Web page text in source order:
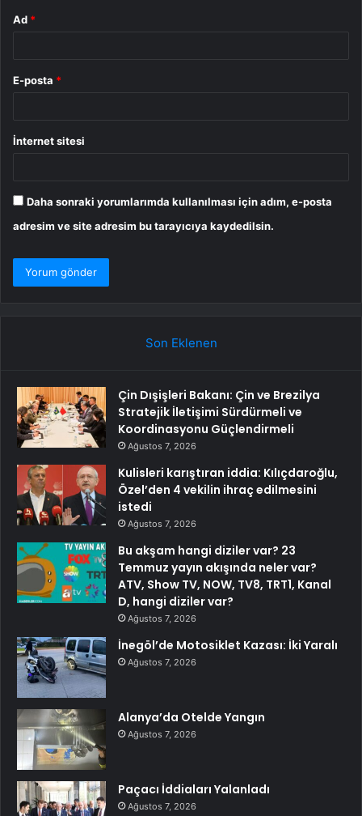
Ad *
E-posta *
İnternet sitesi
Daha sonraki yorumlarımda kullanılması için adım, e-posta
adresim ve site adresim bu tarayıcıya kaydedilsin.
Son Eklenen
Çin Dışişleri Bakanı: Çin ve Brezilya
Stratejik İletişimi Sürdürmeli ve
Koordinasyonu Güçlendirmeli
Ağustos 7, 2026
Kulisleri karıştıran iddia: Kılıçdaroğlu,
Özel’den 4 vekilin ihraç edilmesini
istedi
Ağustos 7, 2026
Bu akşam hangi diziler var? 23
Temmuz yayın akışında neler var?
ATV, Show TV, NOW, TV8, TRT1, Kanal
D, hangi diziler var?
Ağustos 7, 2026
İnegöl’de Motosiklet Kazası: İki Yaralı
Ağustos 7, 2026
Alanya’da Otelde Yangın
Ağustos 7, 2026
Paçacı İddiaları Yalanladı
Ağustos 7, 2026